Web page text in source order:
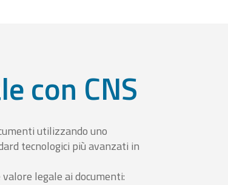
con CNS
utilizzando uno
tecnologici più avanzati in
legale ai documenti: